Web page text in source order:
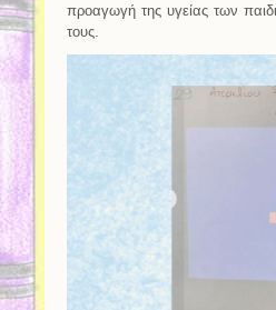
προαγωγή της υγείας των
τους.